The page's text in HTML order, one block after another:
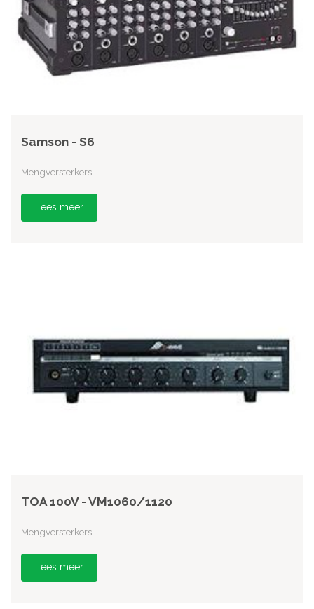
Samson - S6
Mengversterkers
Lees meer
TOA 100V - VM1060/1120
Mengversterkers
Lees meer